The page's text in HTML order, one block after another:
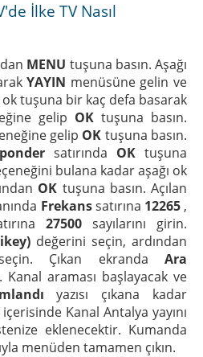
İlke TV Nasıl
MENU tuşuna basın. Aşağı
YAYIN menüsüne gelin ve
ok tuşuna bir kaç defa basarak
gelip OK tuşuna basın.
gelip OK tuşuna basın.
satırında OK tuşuna
bulana kadar aşağı ok
OK tuşuna basın. Açılan
Frekanssatırına 12265 ,
27500 sayılarını girin.
değerini seçin, ardından
Çıkan ekranda Ara
araması başlayacak ve
yazısı çıkana kadar
Kanal Antalya yayını
eklenecektir. Kumanda
menüden tamamen çıkın.